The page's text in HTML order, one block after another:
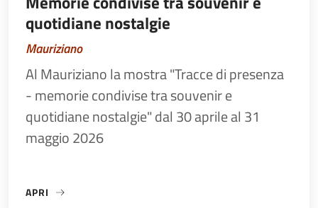
quotidiane nostalgie
Mauriziano
Al Mauriziano la mostra "Tracce di presenza
- memorie condivise tra souvenir e
quotidiane nostalgie" dal 30 aprile al 31
maggio 2026
APRI
«MOSTRA / TRACCE DI PRESENZA – MEMORIE CONDIVISE